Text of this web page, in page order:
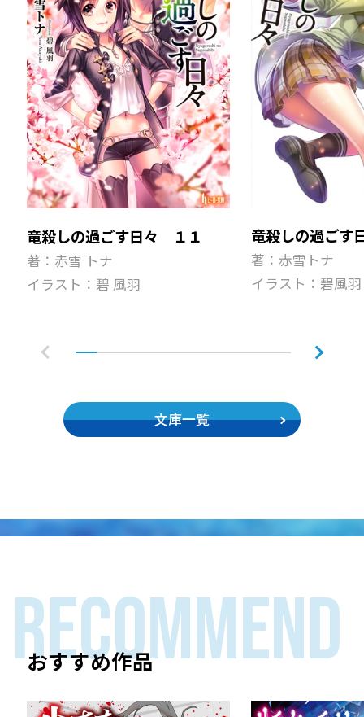
竜殺しの過ごす日々 １１
著：赤雪 トナ
イラスト：碧 風羽
竜殺しの過ご
著：赤雪トナ
イラスト：碧風羽
文庫一覧
RECOMMEND
おすすめ作品